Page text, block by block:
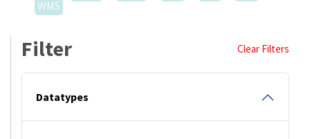
WMS
Filter Clear Filters
Datatypes